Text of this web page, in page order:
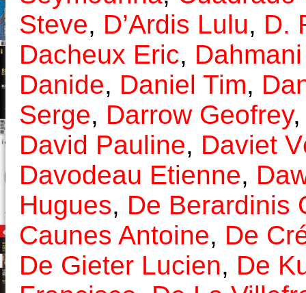
Steve, D’Ardis Lulu, D.
Dacheux Eric,
Danide, Daniel Tim,
Serge, Darrow Geofrey
David Pauline, Daviet
Davodeau Etienne,
Hugues, De Berardinis
Caunes Antoine, De
De Gieter Lucien, De